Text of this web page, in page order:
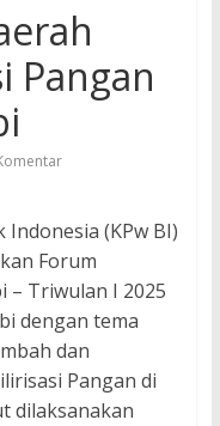
Pangan
(KPw BI)
Forum
– Triwulan I 2025
dengan tema
dan
Pangan di
dilaksanakan